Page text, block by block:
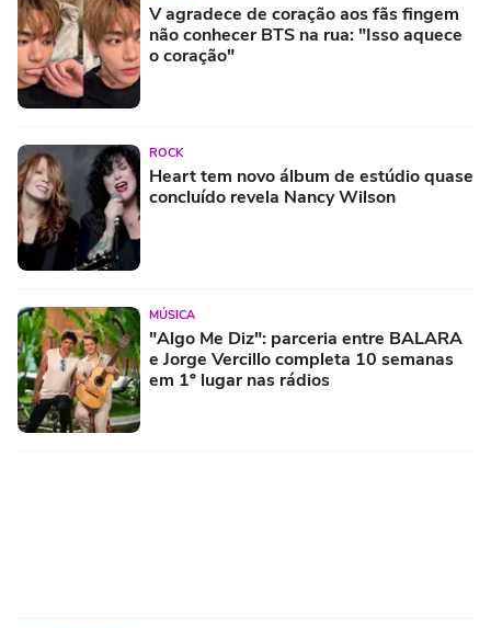
V agradece de coração aos fãs fingem
não conhecer BTS na rua: "Isso aquece
o coração"
ROCK
Heart tem novo álbum de estúdio quase
concluído revela Nancy Wilson
MÚSICA
"Algo Me Diz": parceria entre BALARA
e Jorge Vercillo completa 10 semanas
em 1º lugar nas rádios